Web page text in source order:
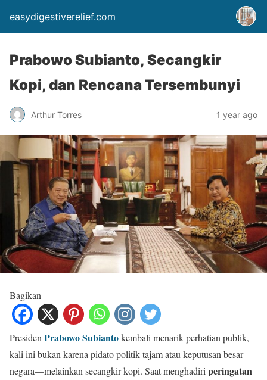
easydigestiverelief.com
Prabowo Subianto, Secangkir
Kopi, dan Rencana Tersembunyi
Arthur Torres 1 year ago
Bagikan
PresidenPrabowo Subiantokembali menarik perhatian publik,
kali ini bukan karena pidato politik tajam atau keputusan besar
negara—melainkan secangkir kopi. Saat menghadiriperingatan